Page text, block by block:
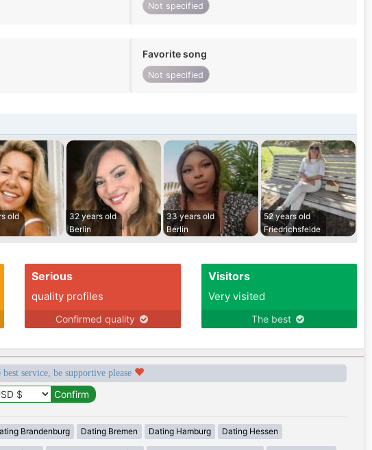
Not specified
Favorite song
Not specified
old
32 years old
Berlin
33 years old
Berlin
52 years old
Friedrichsfelde
Serious
quality profiles
Confirmed quality
Visitors
Very visited
The best
service, be supportive please
Brandenburg Dating Bremen Dating Hamburg Dating Hessen